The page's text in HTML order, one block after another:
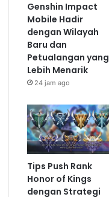
Genshin Impact
Mobile Hadir
dengan Wilayah
Baru dan
Petualangan yang
Lebih Menarik
24 jam ago
Tips Push Rank
Honor of Kings
dengan Strategi